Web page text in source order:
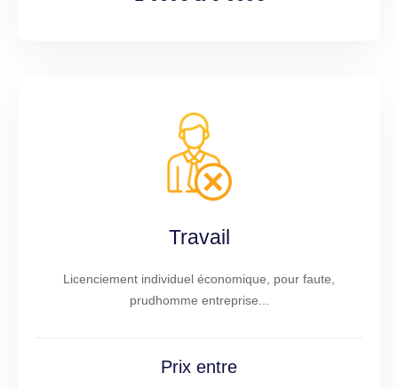
Travail
Licenciement individuel économique, pour faute,
prudhomme entreprise...
Prix entre